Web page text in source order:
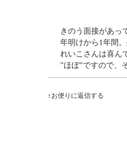
きのう面接があっ
年明けから1年間
れいこさんは喜ん
”ほぼ”ですので、
↑お便りに返信する